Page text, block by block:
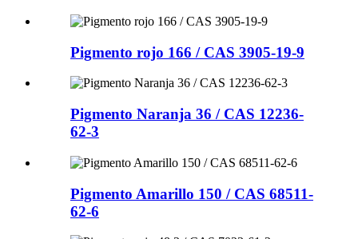
Pigmento rojo 166 / CAS 3905-19-9
Pigmento Naranja 36 / CAS 12236-
62-3
Pigmento Amarillo 150 / CAS 68511-
62-6